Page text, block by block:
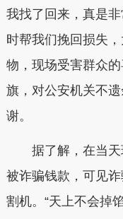
我找了回来，真是非
时帮我们挽回损失
物，现场受害群众
旗，对公安机关不
谢。
据了解，在当天
被诈骗钱款，可见
割机。“天上不会掉